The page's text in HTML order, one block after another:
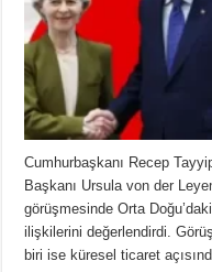
Cumhurbaşkanı Recep
Başkanı Ursula von der
görüşmesinde Orta
ilişkilerini değerlendirdi.
biri ise küresel ticaret